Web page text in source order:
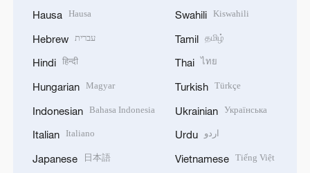
Hausa Hausa
Hebrew עברית
Hindi हिन्दी
Hungarian Magyar
Indonesian Bahasa Indonesia
Italian Italiano
Japanese 日本語
Swahili Kiswahili
Tamil தமிழ்
Thai ไทย
Turkish Türkçe
Ukrainian Українська
Urdu اردو
Vietnamese Tiếng Việt